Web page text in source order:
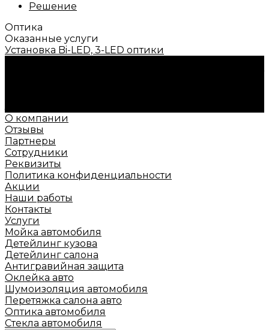
Решение
Оптика
Оказанные услуги
Установка Bi-LED, 3-LED оптики
О компании
Отзывы
Партнеры
Сотрудники
Реквизиты
Политика конфиденциальности
Акции
Наши работы
Контакты
Услуги
Мойка автомобиля
Детейлинг кузова
Детейлинг салона
Антигравийная защита
Оклейка авто
Шумоизоляция автомобиля
Перетяжка салона авто
Оптика автомобиля
Стекла автомобиля